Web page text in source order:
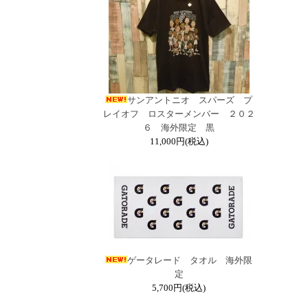
サンアントニオ スパーズ プ
レイオフ ロスターメンバー ２０２
６ 海外限定 黒
11,000円(税込)
ゲータレード タオル 海外限
定
5,700円(税込)